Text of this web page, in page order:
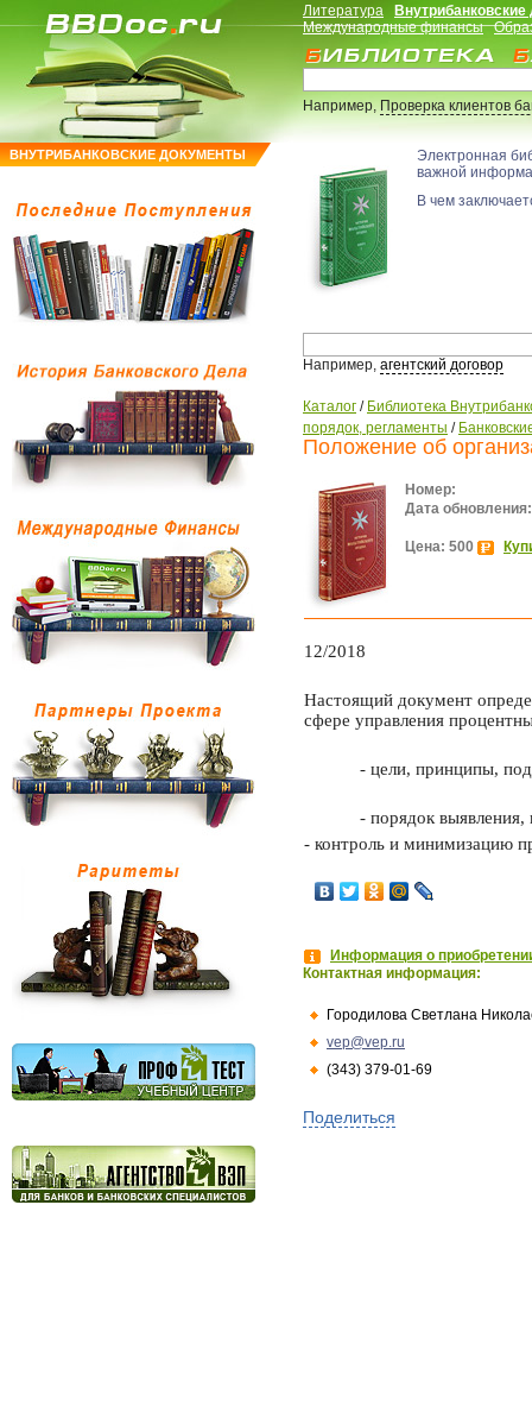
ВНУТРИБАНКОВСКИЕ ДОКУМЕНТЫ
Литература
Международные финансы
Например,Проверка клиентов
Электронная
важной
В чем
Например, агентский договор
Каталог / Библиотека
порядок, регламенты /
Положение об
Номер:
Дата обновления:
Цена: 500
12/2018
Настоящий документ
сфере управления
- цели, принципы,
- порядок выявления,
- контроль и минимизацию
Информация о
Контактная информация:
Городилова Светлана
vep@vep.ru
(343) 379-01-69
Поделиться